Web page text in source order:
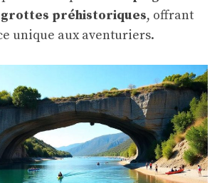
grottes préhistoriques, offrant
unique aux aventuriers.